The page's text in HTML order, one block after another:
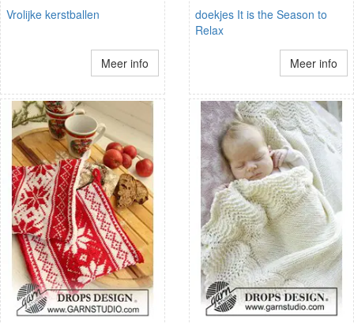
Vrolijke kerstballen
Meer info
doekjes It is the Season to
Relax
Meer info